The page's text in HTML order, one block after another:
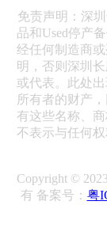
免责声明：深
品和Used停产
经任何制造商
明，否则深圳
或代表。此处
所有者的财产
有这些名称、
不表示与任何
Copyright ©
有 备案号： 粤